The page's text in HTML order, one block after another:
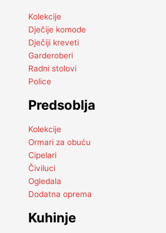
Kolekcije
Dječije komode
Dječiji kreveti
Garderoberi
Radni stolovi
Police
Predsoblja
Kolekcije
Ormari za obuću
Cipelari
Čiviluci
Ogledala
Dodatna oprema
Kuhinje